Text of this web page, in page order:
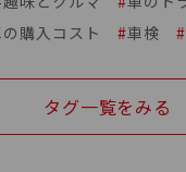
購入コスト #車検 #
タグ一覧をみる